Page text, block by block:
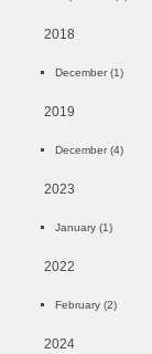
2018
December (1)
2019
December (4)
2023
January (1)
2022
February (2)
2024